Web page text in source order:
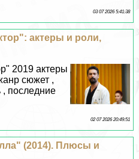
03 07 2026 5:41:38
актеры и роли,
2019 актеры
сюжет ,
, последние
02 07 2026 20:49:51
(2014). Плюсы и